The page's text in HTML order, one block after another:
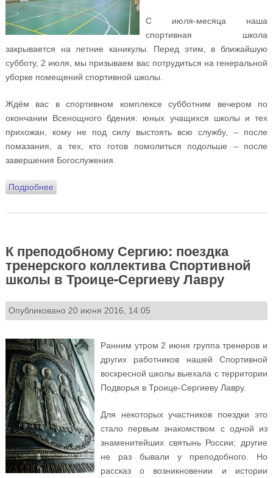
С июля-месяца наша
спортивная школа
закрывается на летние каникулы. Перед этим, в ближайшую
субботу, 2 июля, мы призываем вас потрудиться на генеральной
уборке помещений спортивной школы.
Ждём вас в спортивном комплексе субботним вечером по
окончании Всенощного бдения: юных учащихся школы и тех
прихожан, кому не под силу выстоять всю службу, – после
помазания, а тех, кто готов помолиться подольше – после
завершения Богослужения.
Подробнеео Призываем потрудиться на ежемесячной
К преподобному Сергию: поездка
тренерского коллектива Спортивной
школы в Троице-Сергиеву Лавру
Опубликовано 20 июня 2016, 14:05
Ранним утром 2 июня группа тренеров и
других работников нашей Спортивной
воскресной школы выехала с территории
Подворья в Троице-Сергиеву Лавру.
Для некоторых участников поездки это
стало первым знакомством с одной из
знаменитейших святынь России; другие
не раз бывали у преподобного. Но
рассказ о возникновении и истории